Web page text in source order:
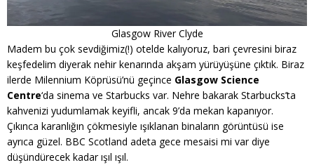
Glasgow River Clyde
Madem bu çok sevdiğimiz(!) otelde kalıyoruz, bari çevresini biraz
keşfedelim diyerak nehir kenarında akşam yürüyüşüne çıktık. Biraz
ilerde Milennium Köprüsü’nü geçince Glasgow Science
Centre‘da sinema ve Starbucks var. Nehre bakarak Starbucks’ta
kahvenizi yudumlamak keyifli, ancak 9’da mekan kapanıyor.
Çıkınca karanlığın çökmesiyle ışıklanan binaların görüntüsü ise
ayrıca güzel. BBC Scotland adeta gece mesaisi mi var diye
düşündürecek kadar ışıl ışıl.